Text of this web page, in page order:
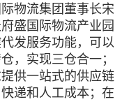
物流集团董事长宋
盛国际物流产业园
发服务功能，可以
，实现三仓合一；
供一站式的供应链
递和人工成本；在